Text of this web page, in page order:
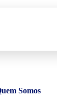
Somos